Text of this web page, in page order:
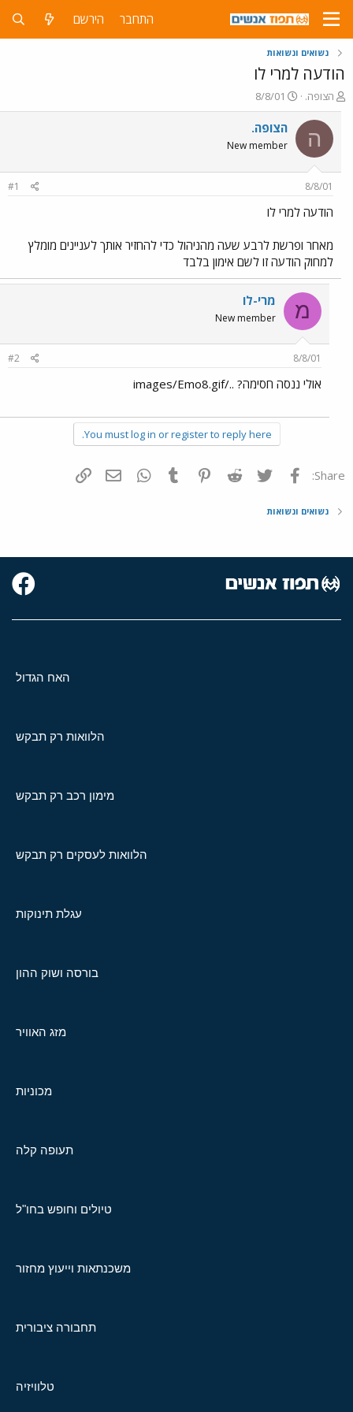
התחבר הירשם
נשואים ונשואות
הודעה למרי לו
פ
ו
ת
ח
ה
ש
א
הצופה.
פ
ו
ר
ם
ר
8/8/01
ה הצופה.
New member
8/8/01
#1
הודעה למרי לו
מאחר ופרשת לרבע שעה מהניהול כדי להחזיר אותך לעניינים מומלץ
למחוק הודעה זו לשם אימון בלבד
מ מרי-לו
New member
8/8/01
#2
אולי ננסה חסימה? ../images/Emo8.gif
You must log in or register to reply here.
Share: פייסבוק Twitter
Reddit
Pinterest
Tumblr
WhatsAppדואר אלקטרוני
נשואים ונשואות
האח הגדול
הלוואות רק תבקש
מימון רכב רק תבקש
הלוואות לעסקים רק תבקש
עגלת תינוקות
בורסה ושוק ההון
מזג האוויר
מכוניות
תעופה קלה
טיולים וחופש בחו"ל
משכנתאות וייעוץ מחזור
תחבורה ציבורית
טלוויזיה